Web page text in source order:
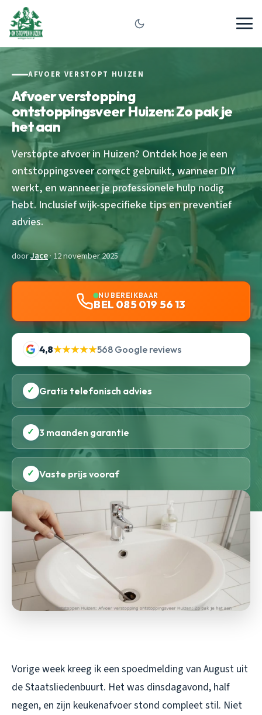
AFVOER VERSTOPT HUIZEN
Afvoer verstopping
ontstoppingsveer Huizen: Zo pak je
het aan
Verstopte afvoer in Huizen? Ontdek hoe je een
ontstoppingsveer correct gebruikt, wanneer DIY
werkt, en wanneer je professionele hulp nodig
hebt. Inclusief wijk-specifieke tips en preventief
advies.
doorJace· 12 november 2025
NU BEREIKBAAR
BEL 085 019 56 13
4,8★★★★★568 Google reviews
✓ Gratis telefonisch advies
✓ 3 maanden garantie
✓ Vaste prijs vooraf
Vorige week kreeg ik een spoedmelding van August uit
de Staatsliedenbuurt. Het was dinsdagavond, half
negen, en zijn keukenafvoer stond compleet stil. Niet